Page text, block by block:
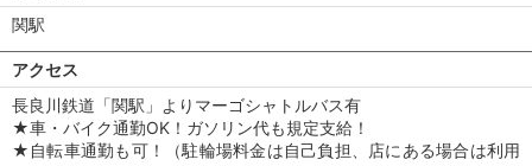
関駅
アクセス
長良川鉄道「関駅」よりマーゴシャトルバス有
★車・バイク通勤OK！ガソリン代も規定支給！
★自転車通勤も可！（駐輪場料金は自己負担、店にある場合は利用